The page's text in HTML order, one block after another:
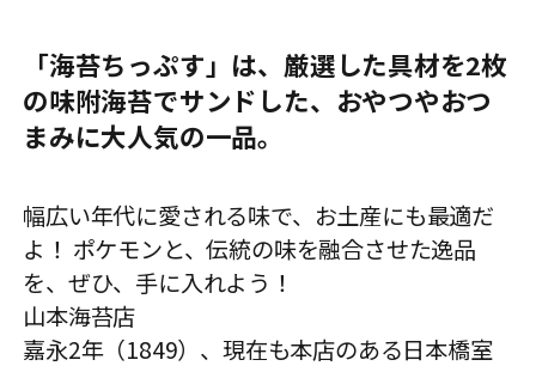
「海苔ちっぷす」は、厳選した具材を2枚
の味附海苔でサンドした、おやつやおつ
まみに大人気の一品。
幅広い年代に愛される味で、お土産にも最適だ
よ！ ポケモンと、伝統の味を融合させた逸品
を、ぜひ、手に入れよう！
山本海苔店
嘉永2年（1849）、現在も本店のある日本橋室